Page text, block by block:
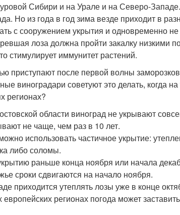
Сибири и на Урале и на Северо-
Но из года в год зима везде приходит в
с сооружением укрытия и одновременно
лоза должна пройти закалку низкими
стимулирует иммунитет растений.
приступают после первой волны
виноградари советуют это делать, когда
регионах?
области виноград не укрывают
не чаще, чем раз в 10 лет.
использовать частичное укрытие:
либо соломы.
раньше конца ноября или начала
сроки сдвигаются на начало ноября.
приходится утеплять лозы уже в конце
регионах погода может